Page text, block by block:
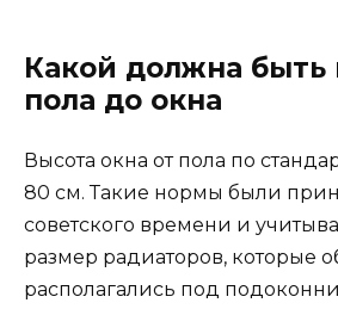
Какой должна быть
пола до окна
Высота окна от пола по
80 см. Такие нормы были
советского времени и
размер радиаторов, которые
располагались под